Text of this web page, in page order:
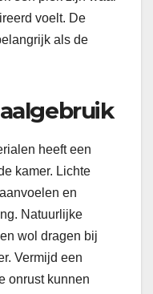
voelt. De
als de
heeft een
kamer. Lichte
en
Natuurlijke
wol dragen bij
Vermijd een
onrust kunnen